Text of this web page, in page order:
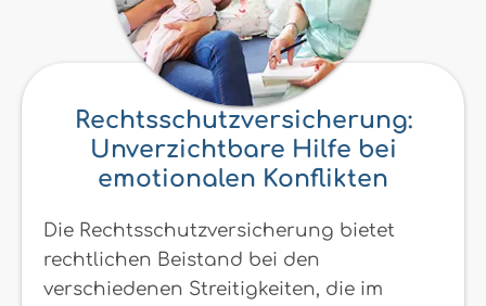
Rechtsschutzversicherung:
Unverzichtbare Hilfe bei
emotionalen Konflikten
Die Rechtsschutzversicherung bietet
rechtlichen Beistand bei den
verschiedenen Streitigkeiten, die im